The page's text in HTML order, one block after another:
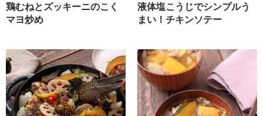
鶏むねとズッキーニのこく
マヨ炒め
液体塩こうじでシンプルう
まい！チキンソテー